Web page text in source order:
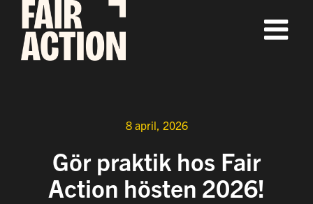
Fortsätt
innehållet
8 april, 2026
Gör praktik hos Fair
Action hösten 2026!